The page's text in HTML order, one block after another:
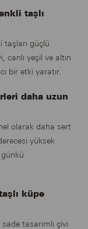
taşlı
taşları güçlü
canlı yeşil ve altın
bir etki yaratır.
daha uzun
olarak daha sert
yüksek
küpe
tasarımlı çivi